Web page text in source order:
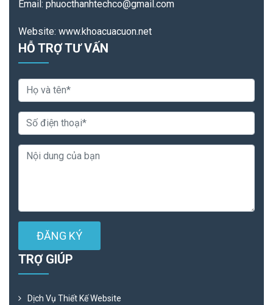
Email: phuocthanhtechco@gmail.com
Website: www.khoacuacuon.net
HỖ TRỢ TƯ VẤN
ĐĂNG KÝ
TRỢ GIÚP
Dịch Vụ Thiết Kế Website